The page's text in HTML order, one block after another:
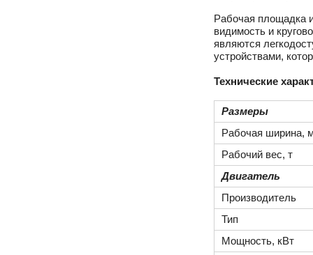
Рабочая площадка
видимость и
являются
устройствами,
Технические
Размеры
Рабочая ширина,
Рабочий вес, т
Двигатель
Производитель
Тип
Мощность, кВт